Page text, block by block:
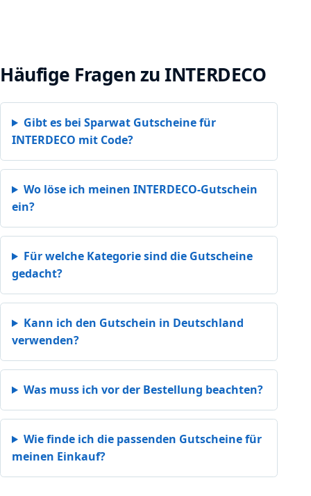
Häufige Fragen zu INTERDECO
Gibt es bei Sparwat Gutscheine für
INTERDECO mit Code?
Wo löse ich meinen INTERDECO-Gutschein
ein?
Für welche Kategorie sind die Gutscheine
gedacht?
Kann ich den Gutschein in Deutschland
verwenden?
Was muss ich vor der Bestellung beachten?
Wie finde ich die passenden Gutscheine für
meinen Einkauf?